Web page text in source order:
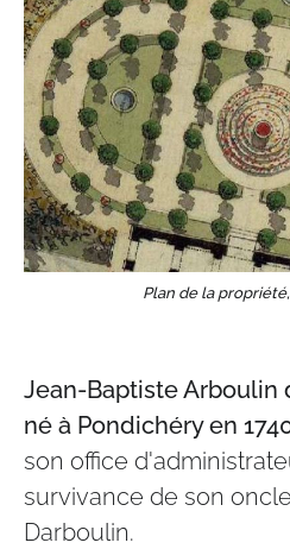
Plan de la
Jean-Baptiste Arboulin
né à Pondichéry en
son office
survivance de son
Darboulin.